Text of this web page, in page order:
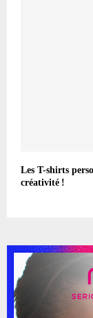
Les T-shirts
créativité !